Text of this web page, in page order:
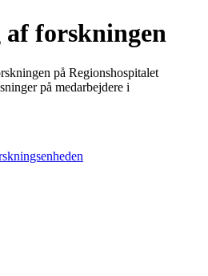
forskningen
på Regionshospitalet
på medarbejdere i